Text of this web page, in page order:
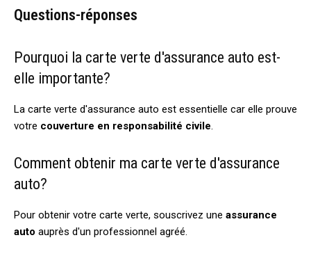
Questions-réponses
Pourquoi la carte verte d'assurance auto est-
elle importante?
La carte verte d'assurance auto est essentielle car elle prouve
votre couverture en responsabilité civile.
Comment obtenir ma carte verte d'assurance
auto?
Pour obtenir votre carte verte, souscrivez une assurance
auto auprès d'un professionnel agréé.